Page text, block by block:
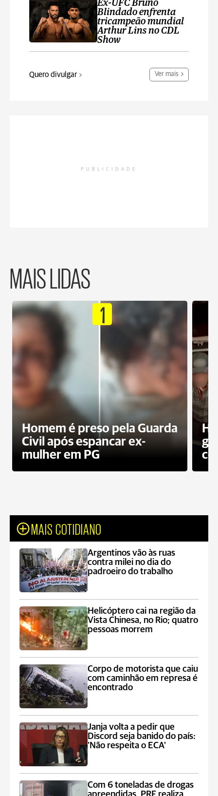
Ex-UFC Bruno
Blindado enfrenta
tricampeão mundial
Arthur Lins no CDL
Show
Quero divulgar Ver mais
PUBLICIDADE
MAIS LIDAS
1
Homem é preso pela Guarda
Civil após espancar ex-
mulher em PG
MAIS COTIDIANO
Argentinos vão às ruas
contra milei no dia do
padroeiro do trabalho
Helicóptero cai na região da
Vista Chinesa, no Rio; quatro
pessoas morrem
Corpo de motorista que caiu
com caminhão em represa é
encontrado
Janja volta a pedir que
Discord seja banido do país:
'Não respeita o ECA'
Com 6 toneladas de drogas